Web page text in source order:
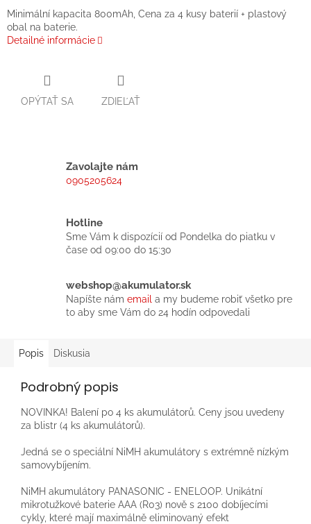
Minimální kapacita 800mAh, Cena za 4 kusy baterií + plastový
obal na baterie.
Detailné informácie
OPÝTAŤ SA ZDIEĽAŤ
Zavolajte nám
0905205624
Hotline
Sme Vám k dispozícií od Pondelka do piatku v
čase od 09:00 do 15:30
webshop@akumulator.sk
Napíšte nám email a my budeme robiť všetko pre
to aby sme Vám do 24 hodín odpovedali
Popis Diskusia
Podrobný popis
NOVINKA! Balení po 4 ks akumulátorů. Ceny jsou uvedeny
za blistr (4 ks akumulátorů).
Jedná se o speciální NiMH akumulátory s extrémně nízkým
samovybíjením.
NiMH akumulátory PANASONIC - ENELOOP. Unikátní
mikrotužkové baterie AAA (R03) nově s 2100 dobíjecími
cykly, které mají maximálně eliminovaný efekt